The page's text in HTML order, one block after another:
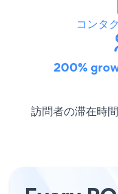
コンタ
200%
訪問者の滞在時間